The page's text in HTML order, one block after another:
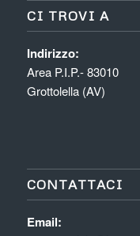
CI TROVI A
Indirizzo:
Area P.I.P.- 83010
Grottolella (AV)
CONTATTACI
Email: